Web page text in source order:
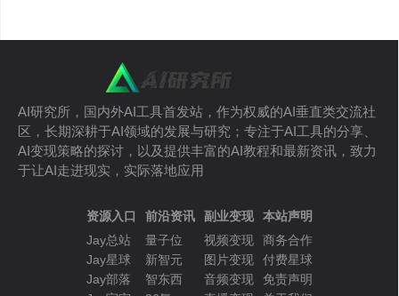
AI研究所，国内外AI工具首发站，作为权威的AI垂直类交流社
区，长期深耕于AI领域的发展与研究；专注于AI工具的分享、
AI变现策略的探讨，以及提供丰富的AI教程和最新资讯，致力
于让AI走进现实，实际落地应用
资源入口
Jay总站
Jay星球
Jay部落
前沿资讯
量子位
新智元
智东西
副业变现
视频变现
图片变现
音频变现
本站声明
商务合作
付费星球
免责声明